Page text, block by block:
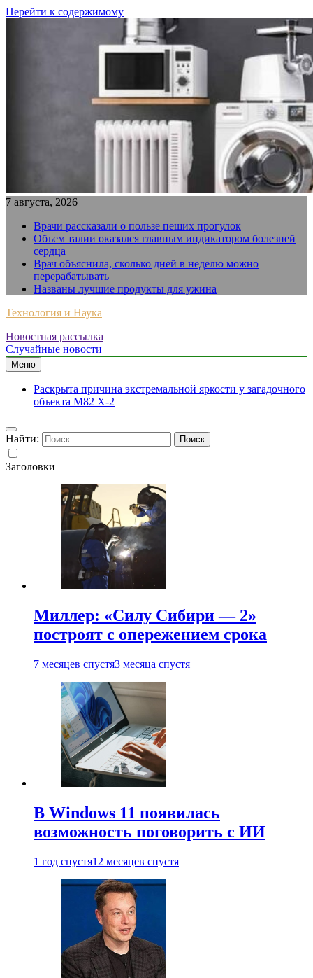
Перейти к содержимому
7 августа, 2026
Врачи рассказали о пользе пеших прогулок
Объем талии оказался главным индикатором болезней
сердца
Врач объяснила, сколько дней в неделю можно
перерабатывать
Названы лучшие продукты для ужина
Технология и Наука
Новостная рассылка
Случайные новости
Меню
Раскрыта причина экстремальной яркости у загадочного
объекта M82 X-2
Найти:
Заголовки
Миллер: «Силу Сибири — 2»
построят с опережением срока
7 месяцев спустя3 месяца спустя
В Windows 11 появилась
возможность поговорить с ИИ
1 год спустя12 месяцев спустя